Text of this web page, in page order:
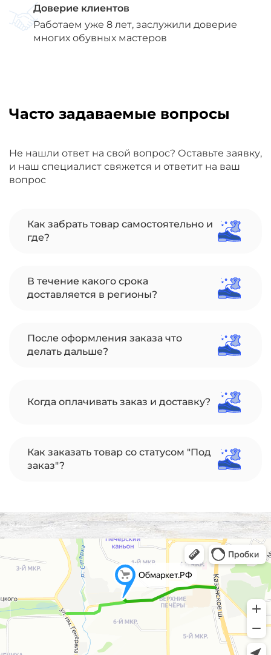
Доверие клиентов
Работаем уже 8 лет, заслужили доверие
многих обувных мастеров
Часто задаваемые вопросы
Не нашли ответ на свой вопрос? Оставьте заявку,
и наш специалист свяжется и ответит на ваш
вопрос
Как забрать товар самостоятельно и
где?
В течение какого срока
доставляется в регионы?
После оформления заказа что
делать дальше?
Когда оплачивать заказ и доставку?
Как заказать товар со статусом "Под
заказ"?